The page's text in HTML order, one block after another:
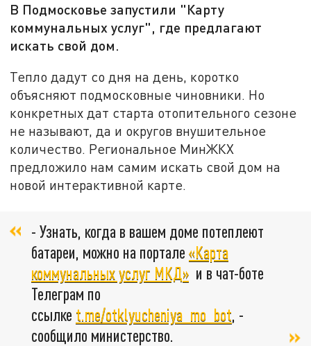
В Подмосковье запустили "Карту
коммунальных услуг", где предлагают
искать свой дом.
Тепло дадут со дня на день, коротко
объясняют подмосковные чиновники. Но
конкретных дат старта отопительного сезоне
не называют, да и округов внушительное
количество. Региональное МинЖКХ
предложило нам самим искать свой дом на
новой интерактивной карте.
- Узнать, когда в вашем доме потеплеют
батареи, можно на портале «Карта
коммунальных услуг МКД» и в чат-боте
Телеграм по
ссылке t.me/otklyucheniya_mo_bot, -
сообщило министерство.